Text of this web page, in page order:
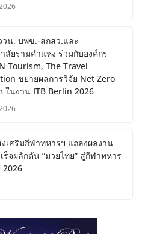
วน. บพข.-สกสว.และ
ลัยรามคำแหง ร่วมกับองค์กร
Tourism, The Travel
ขยายผลการวิจัย Net Zero
ในงาน ITB Berlin 2026
เสริมกีฬาทหารฯ แถลงผลงาน
จผลักดัน “มวยไทย” สู่กีฬาทหาร